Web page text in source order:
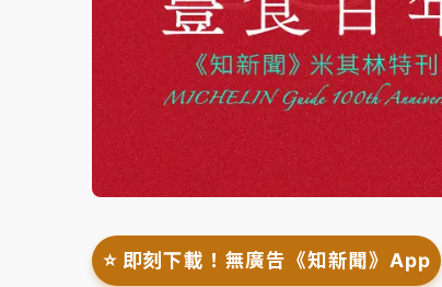
⭐️ 即刻下載！無廣告《知新聞》App